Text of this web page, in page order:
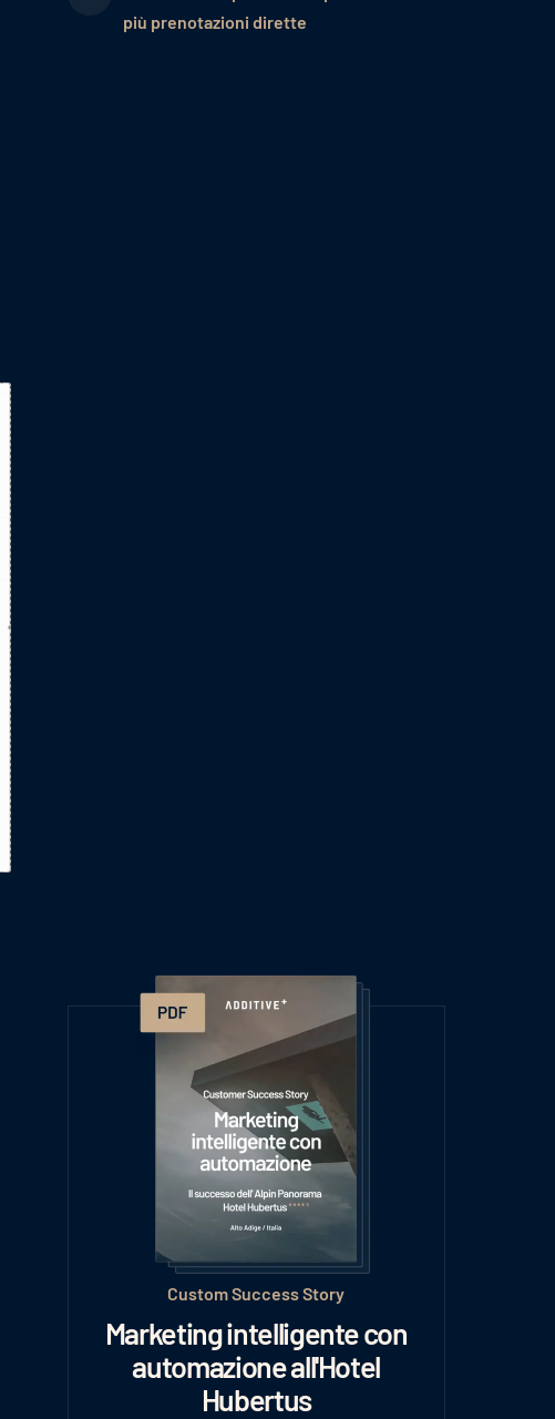
più prenotazioni dirette
Custom Success Story
Marketing intelligente con
automazione all'Hotel
Hubertus